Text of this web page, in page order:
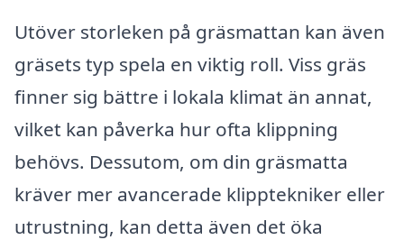
Utöver storleken på gräsmattan kan även
gräsets typ spela en viktig roll. Viss gräs
finner sig bättre i lokala klimat än annat,
vilket kan påverka hur ofta klippning
behövs. Dessutom, om din gräsmatta
kräver mer avancerade klipptekniker eller
utrustning, kan detta även det öka